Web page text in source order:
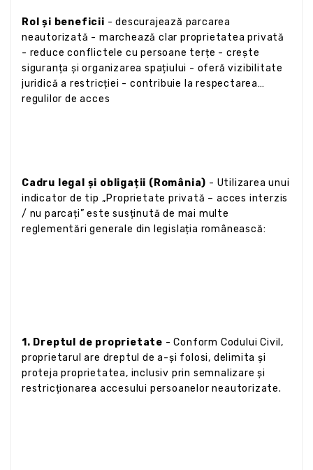
Rol și beneficii - descurajează parcarea
neautorizată - marchează clar proprietatea privată
- reduce conflictele cu persoane terțe - crește
siguranța și organizarea spațiului - oferă vizibilitate
juridică a restricției - contribuie la respectarea
regulilor de acces
Cadru legal și obligații (România) - Utilizarea unui
indicator de tip „Proprietate privată – acces interzis
/ nu parcați” este susținută de mai multe
reglementări generale din legislația românească:
1. Dreptul de proprietate - Conform Codului Civil,
proprietarul are dreptul de a-și folosi, delimita și
proteja proprietatea, inclusiv prin semnalizare și
restricționarea accesului persoanelor neautorizate.